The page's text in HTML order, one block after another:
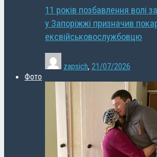
11 років позбавлення волі
у Запоріжжі призначив
ексвійськовослужбовцю
zapsich, 21/07/2026
Фото